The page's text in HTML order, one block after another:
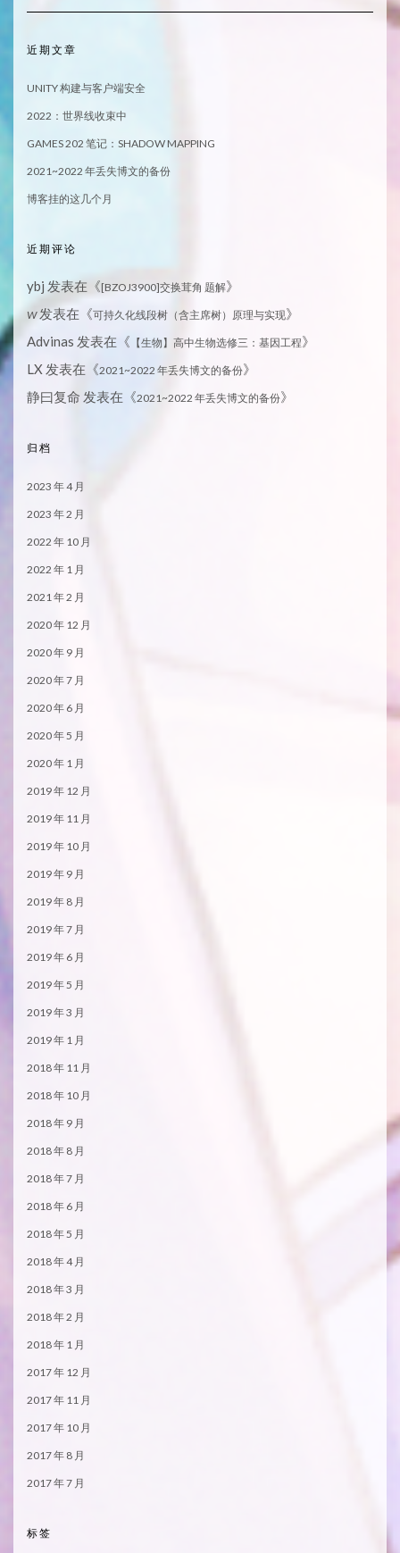
近期文章
UNITY 构建与客户端安全
2022：世界线收束中
GAMES 202 笔记：SHADOW MAPPING
2021~2022 年丢失博文的备份
博客挂的这几个月
近期评论
ybj 发表在《[BZOJ3900]交换茸角 题解》
W发表在《可持久化线段树（含主席树）原理与实现》
Advinas 发表在《 【生物】高中生物选修三：基因工程》
LX 发表在《2021~2022 年丢失博文的备份》
静曰复命 发表在《2021~2022 年丢失博文的备份》
归档
2023 年 4 月
2023 年 2 月
2022 年 10 月
2022 年 1 月
2021 年 2 月
2020 年 12 月
2020 年 9 月
2020 年 7 月
2020 年 6 月
2020 年 5 月
2020 年 1 月
2019 年 12 月
2019 年 11 月
2019 年 10 月
2019 年 9 月
2019 年 8 月
2019 年 7 月
2019 年 6 月
2019 年 5 月
2019 年 3 月
2019 年 1 月
2018 年 11 月
2018 年 10 月
2018 年 9 月
2018 年 8 月
2018 年 7 月
2018 年 6 月
2018 年 5 月
2018 年 4 月
2018 年 3 月
2018 年 2 月
2018 年 1 月
2017 年 12 月
2017 年 11 月
2017 年 10 月
2017 年 8 月
2017 年 7 月
标签